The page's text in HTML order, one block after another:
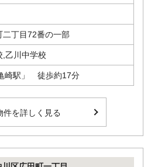
二丁目72番の一部
,乙川中学校
崎駅」 徒歩約17分
件を詳しく見る